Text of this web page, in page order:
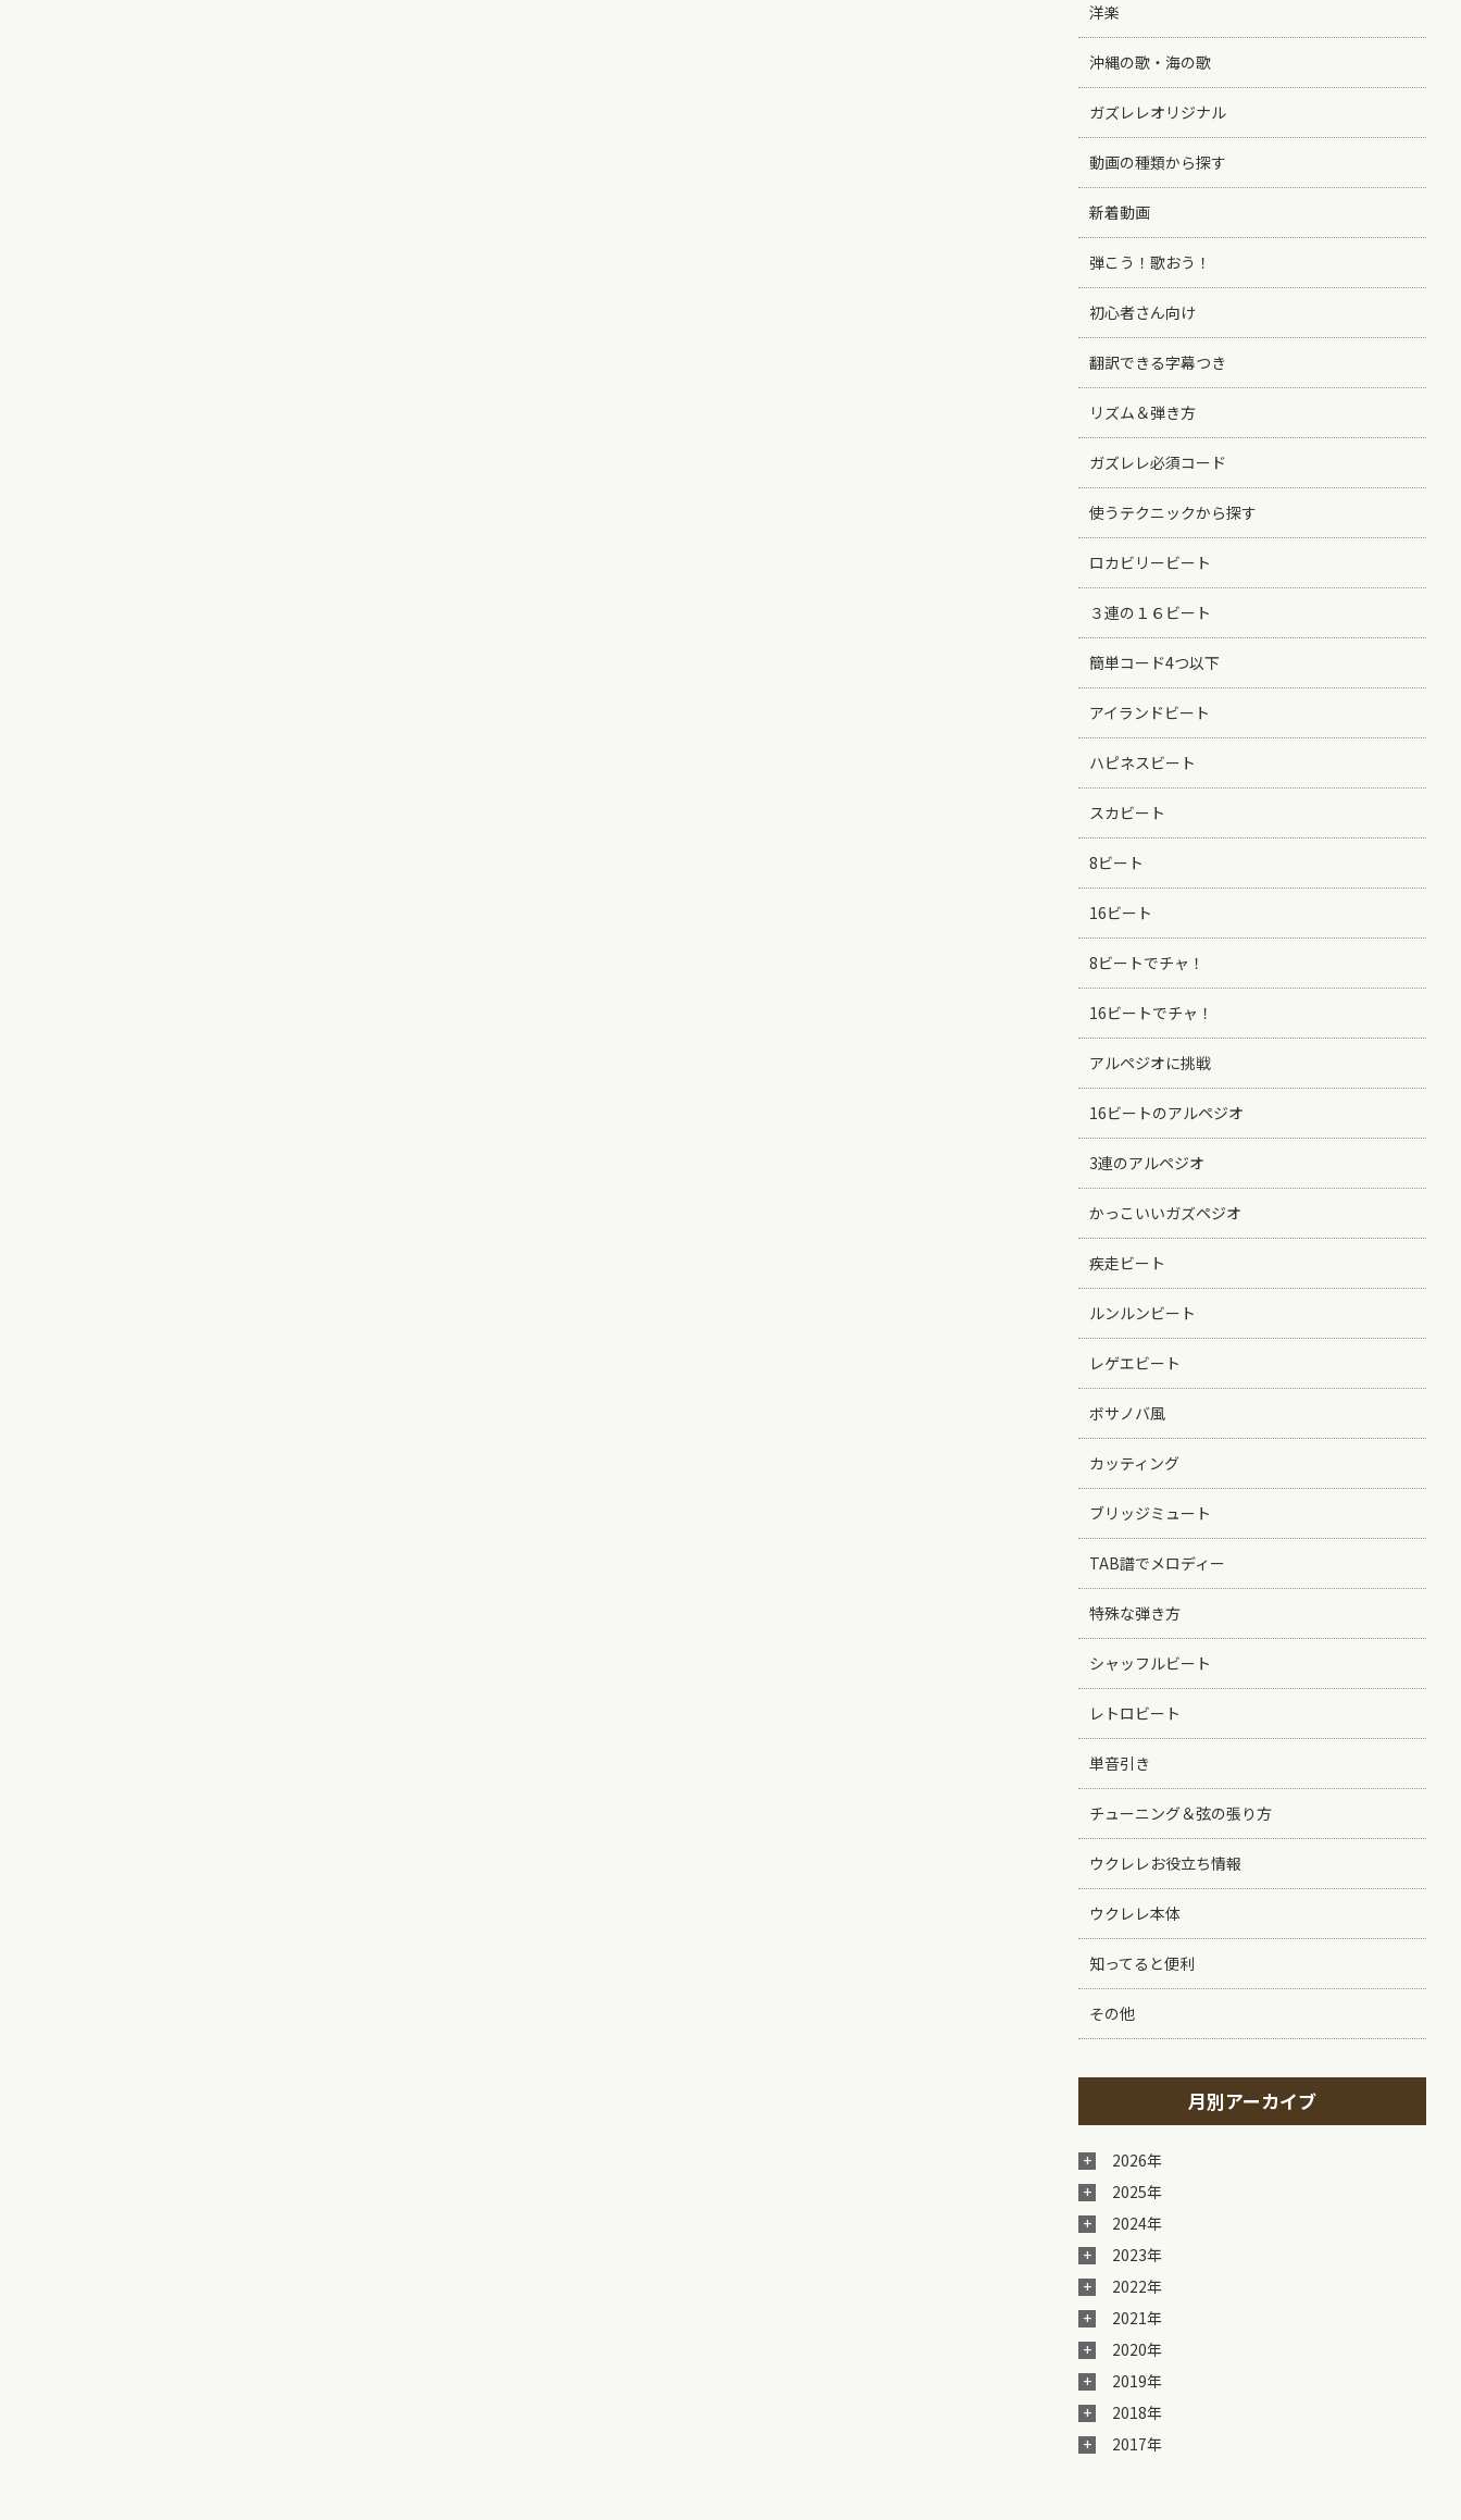
洋楽
沖縄の歌・海の歌
ガズレレオリジナル
動画の種類から探す
新着動画
弾こう！歌おう！
初心者さん向け
翻訳できる字幕つき
リズム＆弾き方
ガズレレ必須コード
使うテクニックから探す
ロカビリービート
３連の１６ビート
簡単コード4つ以下
アイランドビート
ハピネスビート
スカビート
8ビート
16ビート
8ビートでチャ！
16ビートでチャ！
アルペジオに挑戦
16ビートのアルペジオ
3連のアルペジオ
かっこいいガズペジオ
疾走ビート
ルンルンビート
レゲエビート
ボサノバ風
カッティング
ブリッジミュート
TAB譜でメロディー
特殊な弾き方
シャッフルビート
レトロビート
単音引き
チューニング＆弦の張り方
ウクレレお役立ち情報
ウクレレ本体
知ってると便利
その他
月別アーカイブ
2026年
2025年
2024年
2023年
2022年
2021年
2020年
2019年
2018年
2017年